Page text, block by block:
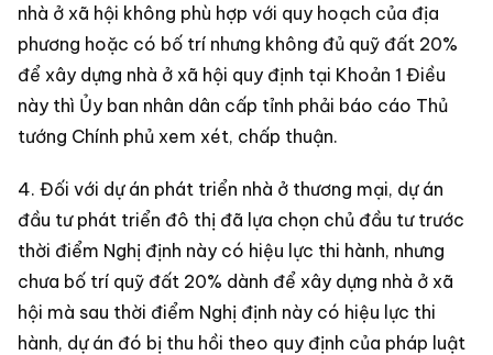
nhà ở xã hội không phù hợp với quy hoạch của địa
phương hoặc có bố trí nhưng không đủ quỹ đất 20%
để xây dựng nhà ở xã hội quy định tại Khoản 1 Điều
này thì Ủy ban nhân dân cấp tỉnh phải báo cáo Thủ
tướng Chính phủ xem xét, chấp thuận.
4. Đối với dự án phát triển nhà ở thương mại, dự án
đầu tư phát triển đô thị đã lựa chọn chủ đầu tư trước
thời điểm Nghị định này có hiệu lực thi hành, nhưng
chưa bố trí quỹ đất 20% dành để xây dựng nhà ở xã
hội mà sau thời điểm Nghị định này có hiệu lực thi
hành, dự án đó bị thu hồi theo quy định của pháp luật